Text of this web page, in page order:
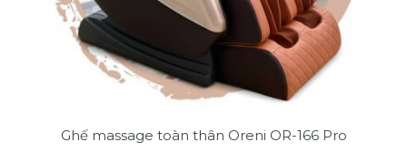
Ghế massage toàn thân Oreni OR-166 Pro